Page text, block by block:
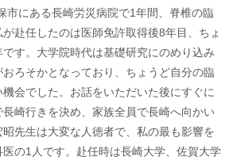
市にある長崎労災病院で1年間、脊椎の臨
赴任したのは医師免許取得後8年目、ちょ
す。大学院時代は基礎研究にのめり込み
ろそかとなっており、ちょうど自分の臨
会でした。お話をいただいた後にすぐに
崎行きを決め、家族全員で長崎へ向かい
先生は大変な人徳者で、私の最も影響を
の1人です。赴任時は長崎大学、佐賀大学